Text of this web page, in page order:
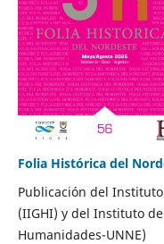
Folia Histórica del
Publicación del
(IIGHI) y del Instituto
Humanidades-UNNE)